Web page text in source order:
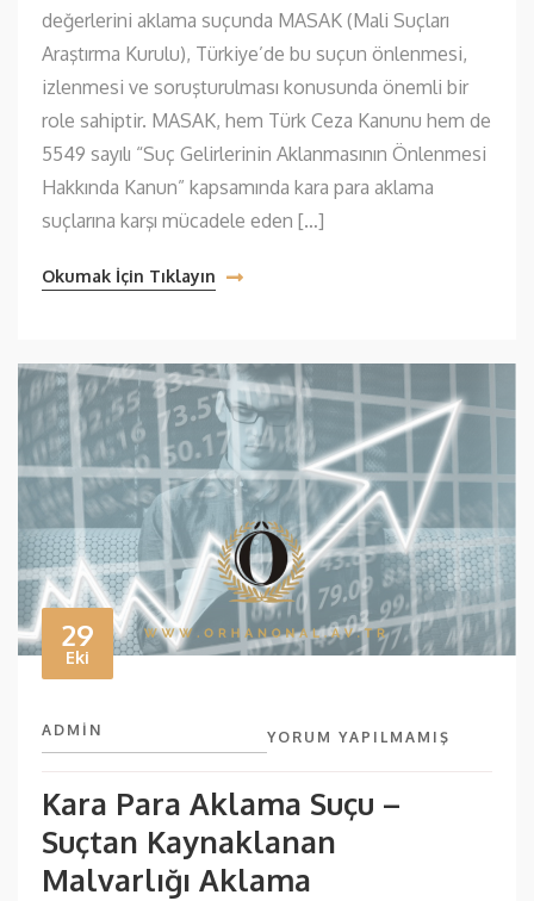
değerlerini aklama suçunda MASAK (Mali Suçları
Araştırma Kurulu), Türkiye’de bu suçun önlenmesi,
izlenmesi ve soruşturulması konusunda önemli bir
role sahiptir. MASAK, hem Türk Ceza Kanunu hem de
5549 sayılı “Suç Gelirlerinin Aklanmasının Önlenmesi
Hakkında Kanun” kapsamında kara para aklama
suçlarına karşı mücadele eden […]
Okumak İçin Tıklayın
29
Eki
ADMIN YORUM YAPILMAMIŞ
Kara Para Aklama Suçu –
Suçtan Kaynaklanan
Malvarlığı Aklama